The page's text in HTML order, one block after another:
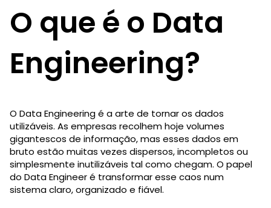
O que é o Data
Engineering?
O Data Engineering é a arte de tornar os dados
utilizáveis. As empresas recolhem hoje volumes
gigantescos de informação, mas esses dados em
bruto estão muitas vezes dispersos, incompletos ou
simplesmente inutilizáveis tal como chegam. O papel
do Data Engineer é transformar esse caos num
sistema claro, organizado e fiável.